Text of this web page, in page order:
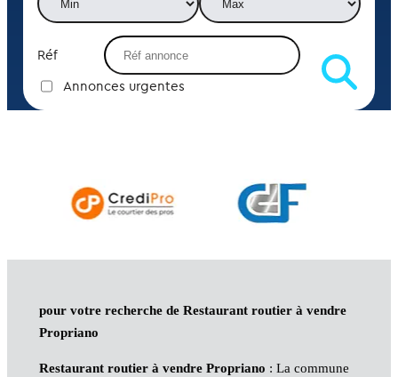
Réf
Annonces urgentes
pour votre recherche de Restaurant routier à vendre
Propriano
Restaurant routier à vendre Propriano : La commune